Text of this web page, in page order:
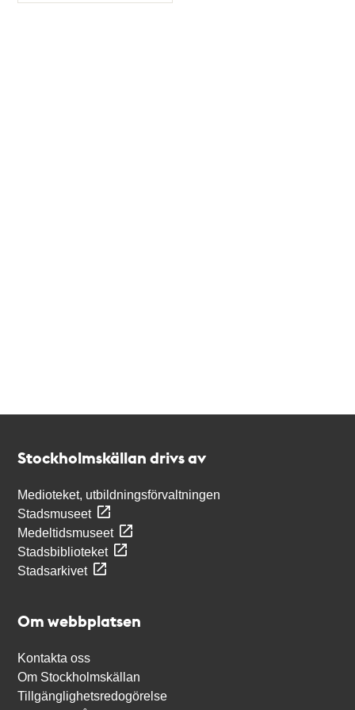
Stockholmskällan drivs av
Medioteket, utbildningsförvaltningen
Stadsmuseet
Medeltidsmuseet
Stadsbiblioteket
Stadsarkivet
Om webbplatsen
Kontakta oss
Om Stockholmskällan
Tillgänglighetsredogörelse